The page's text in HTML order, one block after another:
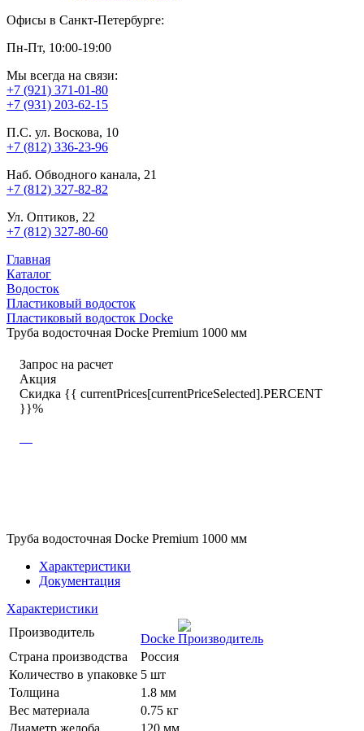
Офисы в Санкт-Петербурге:
Пн-Пт, 10:00-19:00
Мы всегда на связи:
+7 (921) 371-01-80
+7 (931) 203-62-15
П.С. ул. Воскова, 10
+7 (812) 336-23-96
Наб. Обводного канала, 21
+7 (812) 327-82-82
Ул. Оптиков, 22
+7 (812) 327-80-60
Главная
Каталог
Водосток
Пластиковый водосток
Пластиковый водосток Docke
Труба водосточная Docke Premium 1000 мм
Запрос на расчет
Акция
Скидка {{ currentPrices[currentPriceSelected].PERCENT
}}%
Труба водосточная Docke Premium 1000 мм
Характеристики
Документация
Характеристики
Производитель
Docke
Страна производства
Россия
Количество в упаковке 5 шт
Толщина
1.8 мм
Вес материала
0.75 кг
Диаметр желоба
120 мм